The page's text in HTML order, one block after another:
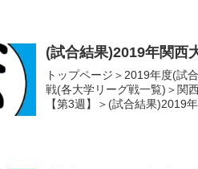
(試合結果)2019年関西
トップページ＞2019年度(試
戦(各大学リーグ戦一覧)＞関
【第3週】＞(試合結果)2019年